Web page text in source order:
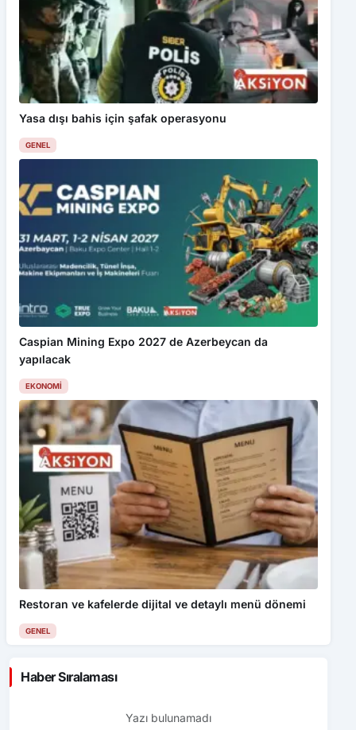
Yasa dışı bahis için şafak operasyonu
GENEL
Caspian Mining Expo 2027 de Azerbeycan da
yapılacak
EKONOMI
Restoran ve kafelerde dijital ve detaylı menü dönemi
GENEL
Haber Sıralaması
Yazı bulunamadı